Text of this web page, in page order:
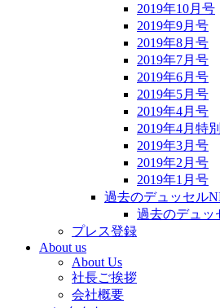
2019年10月号
2019年9月号
2019年8月号
2019年7月号
2019年6月号
2019年5月号
2019年4月号
2019年4月特
2019年3月号
2019年2月号
2019年1月号
過去のデュッセル
過去のデュッ
プレス登録
About us
About Us
社長ご挨拶
会社概要